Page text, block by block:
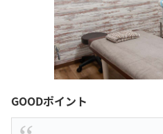
GOODポイント